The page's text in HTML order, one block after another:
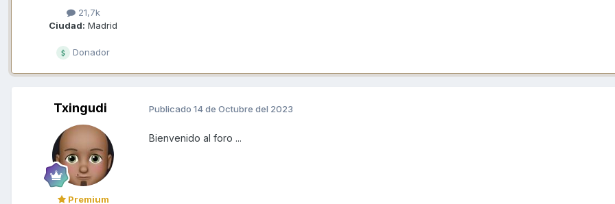
21,7k
Ciudad: Madrid
Donador
Txingudi
Premium
Publicado 14 de Octubre del 2023
Bienvenido al foro ...